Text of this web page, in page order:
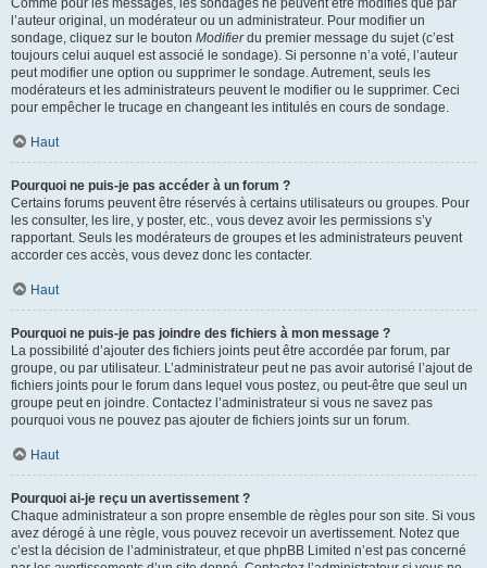
Comme pour les messages, les sondages ne peuvent être modifiés que par
l’auteur original, un modérateur ou un administrateur. Pour modifier un
sondage, cliquez sur le bouton Modifierdu premier message du sujet (c’est
toujours celui auquel est associé le sondage). Si personne n’a voté, l’auteur
peut modifier une option ou supprimer le sondage. Autrement, seuls les
modérateurs et les administrateurs peuvent le modifier ou le supprimer. Ceci
pour empêcher le trucage en changeant les intitulés en cours de sondage.
Haut
Pourquoi ne puis-je pas accéder à un forum ?
Certains forums peuvent être réservés à certains utilisateurs ou groupes. Pour
les consulter, les lire, y poster, etc., vous devez avoir les permissions s’y
rapportant. Seuls les modérateurs de groupes et les administrateurs peuvent
accorder ces accès, vous devez donc les contacter.
Haut
Pourquoi ne puis-je pas joindre des fichiers à mon message ?
La possibilité d’ajouter des fichiers joints peut être accordée par forum, par
groupe, ou par utilisateur. L’administrateur peut ne pas avoir autorisé l’ajout de
fichiers joints pour le forum dans lequel vous postez, ou peut-être que seul un
groupe peut en joindre. Contactez l’administrateur si vous ne savez pas
pourquoi vous ne pouvez pas ajouter de fichiers joints sur un forum.
Haut
Pourquoi ai-je reçu un avertissement ?
Chaque administrateur a son propre ensemble de règles pour son site. Si vous
avez dérogé à une règle, vous pouvez recevoir un avertissement. Notez que
c’est la décision de l’administrateur, et que phpBB Limited n’est pas concerné